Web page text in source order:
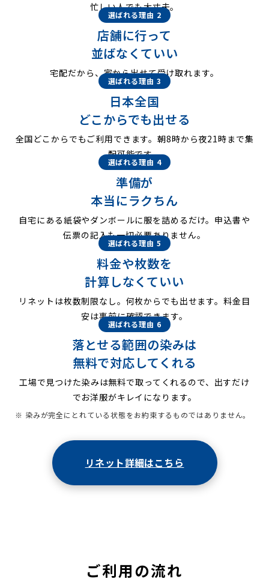
忙しい人でも大丈夫。
選ばれる理由 2
店舗に行って
並ばなくていい
宅配だから、家から出せて受け取れます。
選ばれる理由 3
日本全国
どこからでも出せる
全国どこからでもご利用できます。朝8時から夜21時まで集
配可能です。
選ばれる理由 4
準備が
本当にラクちん
自宅にある紙袋やダンボールに服を詰めるだけ。申込書や
伝票の記入も一切必要ありません。
選ばれる理由 5
料金や枚数を
計算しなくていい
リネットは枚数制限なし。何枚からでも出せます。料金目
安は事前に確認できます。
選ばれる理由 6
落とせる範囲の染みは
無料で対応してくれる
工場で見つけた染みは無料で取ってくれるので、出すだけ
でお洋服がキレイになります。
※ 染みが完全にとれている状態をお約束するものではありません。
リネット詳細はこちら
ご利用の流れ